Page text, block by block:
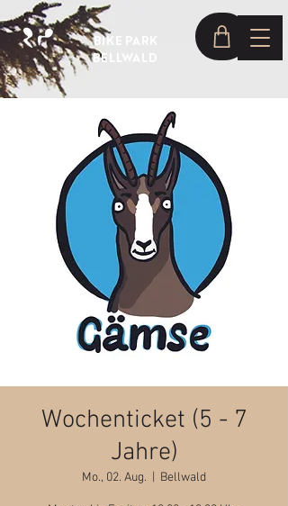
BIKE PARK
BELLWALD
Wochenticket (5 - 7
Jahre)
Mo., 02. Aug. Bellwald